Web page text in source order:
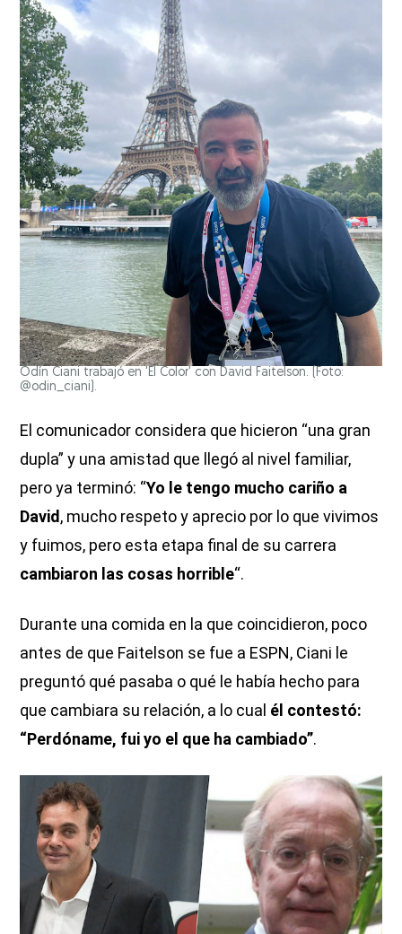
Odín Ciani trabajó en 'El Color' con David Faitelson. (Foto:
@odin_ciani).
El comunicador considera que hicieron “una gran
dupla” y una amistad que llegó al nivel familiar,
pero ya terminó: “Yo le tengo mucho cariño a
David , mucho respeto y aprecio por lo que vivimos
y fuimos, pero esta etapa final de su carrera
cambiaron las cosas horrible“.
Durante una comida en la que coincidieron, poco
antes de que Faitelson se fue a ESPN, Ciani le
preguntó qué pasaba o qué le había hecho para
que cambiara su relación, a lo cual él contestó:
“Perdóname, fui yo el que ha cambiado”.